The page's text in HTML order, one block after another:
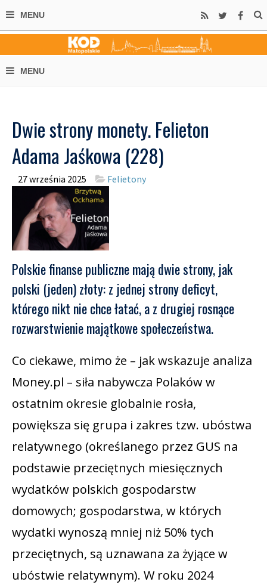
Dwie strony monety. Felieton
Adama Jaśkowa (228)
27 września 2025 Felietony
Polskie finanse publiczne mają dwie strony, jak
polski (jeden) złoty: z jednej strony deficyt,
którego nikt nie chce łatać, a z drugiej rosnące
rozwarstwienie majątkowe społeczeństwa.
Co ciekawe, mimo że – jak wskazuje analiza
Money.pl – siła nabywcza Polaków w
ostatnim okresie globalnie rosła,
powiększa się grupa i zakres tzw. ubóstwa
relatywnego (określanego przez GUS na
podstawie przeciętnych miesięcznych
wydatków polskich gospodarstw
domowych; gospodarstwa, w których
wydatki wynoszą mniej niż 50% tych
przeciętnych, są uznawana za żyjące w
ubóstwie relatywnym). W roku 2024